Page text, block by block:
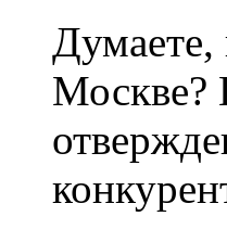
Думаете,
Москве?